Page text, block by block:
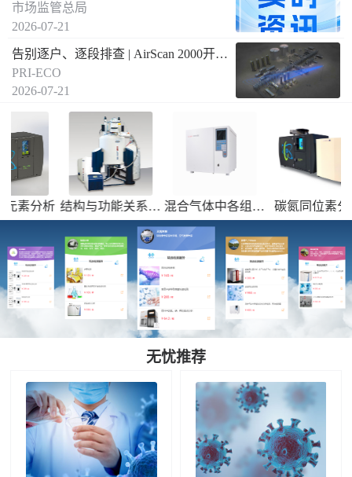
市场监管总局
2026-07-21
告别逐户、逐段排查 | AirScan 2000开启燃气泄漏远距离空间遥测新方式
PRI-ECO
2026-07-21
碳氮同位素分析
13 15
送国内合作实验室
检测
痕
结构与功能关系、
学反应动力学研究
混合气体中各组成
分的分析检测，焦
油检测等
无忧推荐